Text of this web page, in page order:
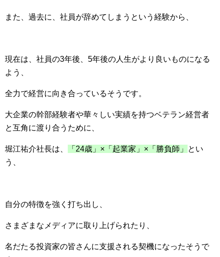
また、過去に、社員が辞めてしまうという経験から、
現在は、社員の3年後、5年後の人生がより良いものになる
よう、
全力で経営に向き合っているそうです。
大企業の幹部経験者や華々しい実績を持つベテラン経営者
と互角に渡り合うために、
堀江祐介社長は、 「24歳」×「起業家」×「勝負師」
とい
う、
自分の特徴を強く打ち出し、
さまざまなメディアに取り上げられたり、
名だたる投資家の皆さんに支援される契機になったそうで